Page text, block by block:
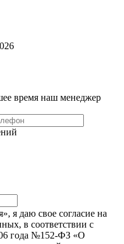
время наш менеджер
я даю свое согласие на
в соответствии с
года №152-ФЗ «О